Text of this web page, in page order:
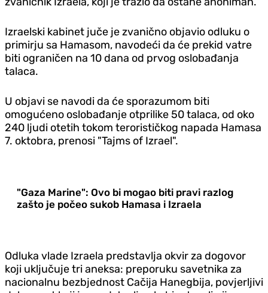
Izraelski kabinet juče je zvanično objavio odluku o
primirju sa Hamasom, navodeći da će prekid vatre
biti ograničen na 10 dana od prvog oslobađanja
talaca.
U objavi se navodi da će sporazumom biti
omogućeno oslobađanje otprilike 50 talaca, od oko
240 ljudi otetih tokom terorističkog napada Hamasa
7. oktobra, prenosi "Tajms of Izrael".
"Gaza Marine": Ovo bi mogao biti pravi razlog
zašto je počeo sukob Hamasa i Izraela
Odluka vlade Izraela predstavlja okvir za dogovor
koji uključuje tri aneksa: preporuku savetnika za
nacionalnu bezbjednost Cačija Hanegbija, povjerljivi